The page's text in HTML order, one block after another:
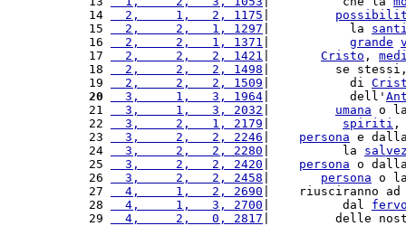
14
  2,     1,   2, 1175
15
  2,     2,   1, 1297
|           la
16
  2,     2,   1, 1371
grande
17
  2,     2,   2, 1421
Cristo ,
18
  2,     2,   2, 1498
|         se stessi,
19
  2,     2,   2, 1509
|           di
20
  3,     1,   3, 1964
|           dell'
21
  3,     1,   3, 2032
umana o
22
  3,     2,   1, 2179
spiriti ,
23
  3,     2,   2, 2246
persona e
24
  3,     2,   2, 2280
|          la
25
  3,     2,   2, 2420
persona o
26
  3,     2,   2, 2458
persona o
27
  4,     1,   2, 2690
|    riusciranno ad
28
  4,     1,   3, 2700
|          dal
29
  4,     2,   0, 2817
|         delle